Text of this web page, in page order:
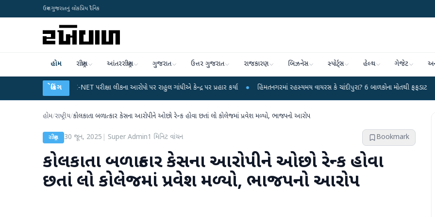
ઉત્તર ગુજરાતનું લોકપ્રિય દૈનિક
હોમ રાષ્ટ્રીય આંતરરાષ્ટ્રીય ગુજરાત ઉત્તર ગુજરાત રાજકારણ બિઝનેસ સ્પોર્ટ્સ હેલ્થ ગેજેટ
બ્રેકિંગ
UGC-NET પરીક્ષા લીકના આરોપો પર રાહુલ ગાંધીએ કેન્દ્ર પર પ્રહાર કર્યા ● હિંમતનગરમાં રહસ્યમય વાયરસ કે ચાંદીપુરા? 6 બાળકોના મોતથી ફફડાટ ●
હોમ/રાષ્ટ્રીય/કોલકાતા બળાત્કાર કેસના આરોપીને ઓછો રેન્ક હોવા છતાં લો કોલેજમાં પ્રવેશ મળ્યો, ભાજપનો આરોપ
રાષ્ટ્રીય 30 જૂન, 2025 Super Admin1 મિનિટ વાંચન Bookmark
કોલકાતા બળાત્કાર કેસના આરોપીને ઓછો રેન્ક હોવા
છતાં લો કોલેજમાં પ્રવેશ મળ્યો, ભાજપનો આરોપ